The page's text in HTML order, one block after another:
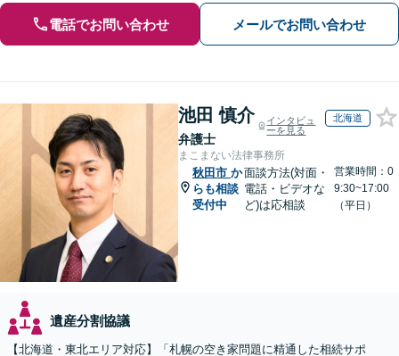
電話でお問い合わせ メールでお問い合わせ
池田 慎介
弁護士
インタビュ
ーを見る
北海道
まこまない法律事務所
秋田市 か
らも相談
受付中
面談方法(対面・
電話・ビデオな
ど)は応相談
営業時間：0
9:30~17:00
（平日）
遺産分割協議
【北海道・東北エリア対応】「札幌の空き家問題に精通した相続サポ